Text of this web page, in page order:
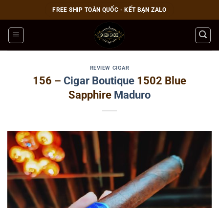
qua
nội
dung
FREE SHIP TOÀN QUỐC - KẾT BẠN ZALO
REVIEW CIGAR
156 – Cigar Boutique 1502 Blue
Sapphire Maduro